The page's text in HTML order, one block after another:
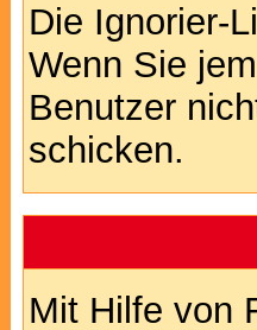
Die Ignorier-
Wenn Sie
Benutzer
schicken.
Mit Hilfe von